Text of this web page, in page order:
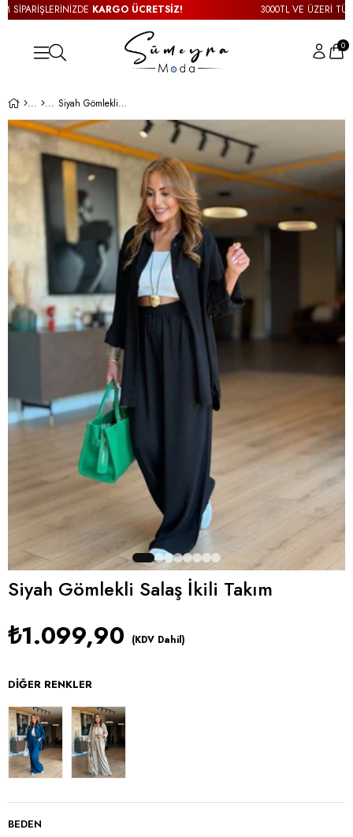
KARGO ÜCRETSİZ! 3000TL VE ÜZERİ TÜM
0
Siyah Gömlekli Salaş İkili Takım
Siyah Gömlekli Salaş İkili Takım
₺1.099,90 (KDV Dahil)
DIĞER RENKLER
BEDEN